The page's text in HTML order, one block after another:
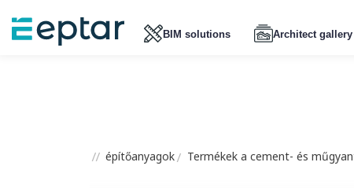
BIM solutions Architect gallery
építőanyagok Termékek a cement- és